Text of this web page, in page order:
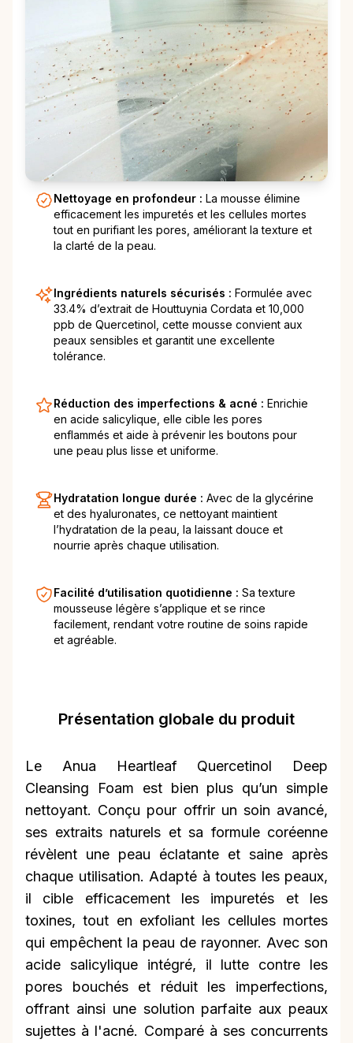
Nettoyage en profondeur : La mousse élimine
efficacement les impuretés et les cellules mortes
tout en purifiant les pores, améliorant la texture et
la clarté de la peau.
Ingrédients naturels sécurisés : Formulée avec
33.4% d’extrait de Houttuynia Cordata et 10,000
ppb de Quercetinol, cette mousse convient aux
peaux sensibles et garantit une excellente
tolérance.
Réduction des imperfections & acné : Enrichie
en acide salicylique, elle cible les pores
enflammés et aide à prévenir les boutons pour
une peau plus lisse et uniforme.
Hydratation longue durée : Avec de la glycérine
et des hyaluronates, ce nettoyant maintient
l’hydratation de la peau, la laissant douce et
nourrie après chaque utilisation.
Facilité d’utilisation quotidienne : Sa texture
mousseuse légère s’applique et se rince
facilement, rendant votre routine de soins rapide
et agréable.
Présentation globale du produit
Le Anua Heartleaf Quercetinol Deep
Cleansing Foam est bien plus qu’un simple
nettoyant. Conçu pour offrir un soin avancé,
ses extraits naturels et sa formule coréenne
révèlent une peau éclatante et saine après
chaque utilisation. Adapté à toutes les peaux,
il cible efficacement les impuretés et les
toxines, tout en exfoliant les cellules mortes
qui empêchent la peau de rayonner. Avec son
acide salicylique intégré, il lutte contre les
pores bouchés et réduit les imperfections,
offrant ainsi une solution parfaite aux peaux
sujettes à l'acné. Comparé à ses concurrents